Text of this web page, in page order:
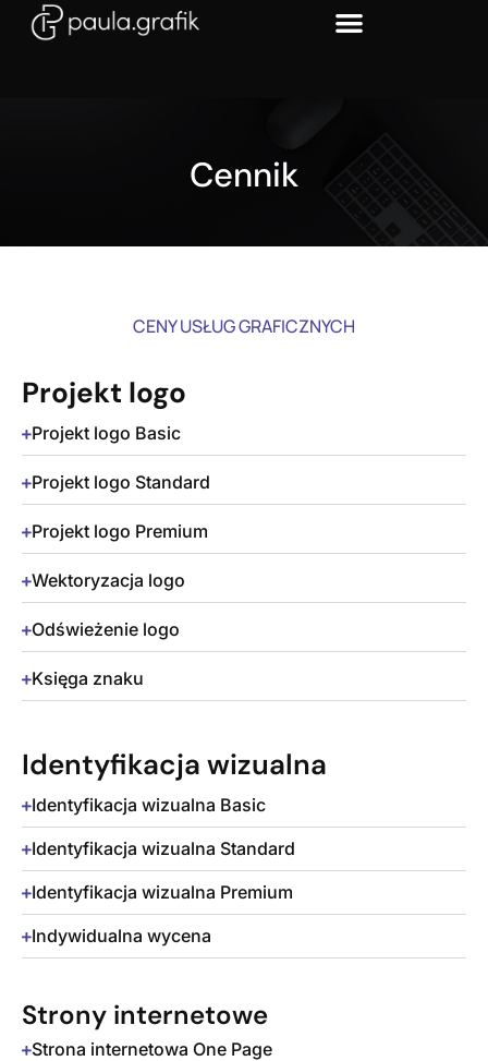
Cennik
CENY USŁUG GRAFICZNYCH
Projekt logo
Projekt logo Basic
Projekt logo Standard
Projekt logo Premium
Wektoryzacja logo
Odświeżenie logo
Księga znaku
Identyfikacja wizualna
Identyfikacja wizualna Basic
Identyfikacja wizualna Standard
Identyfikacja wizualna Premium
Indywidualna wycena
Strony internetowe
Strona internetowa One Page